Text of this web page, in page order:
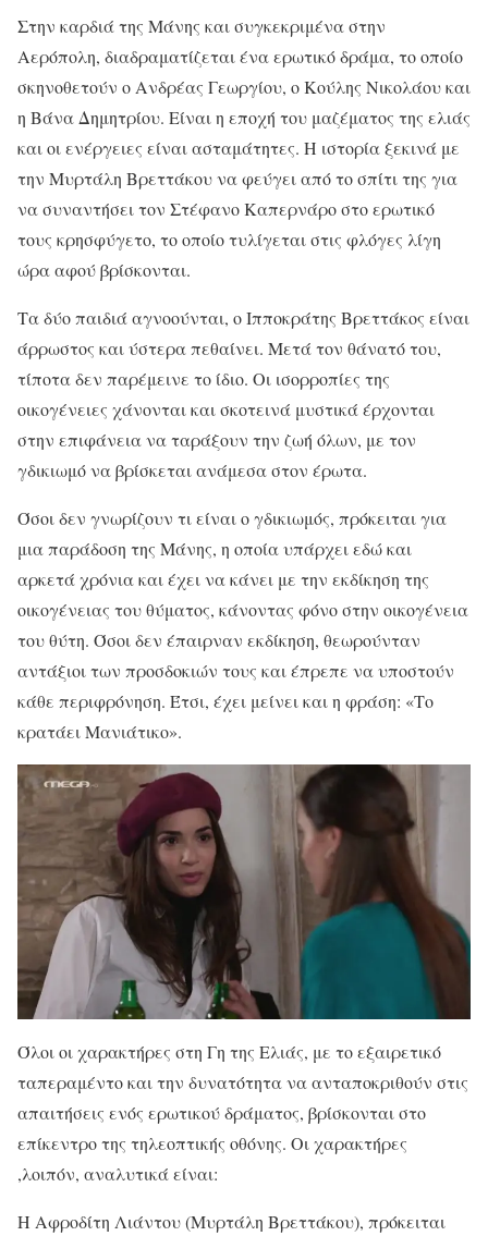
Στην καρδιά της Μάνης και συγκεκριμένα στην
Αερόπολη, διαδραματίζεται ένα ερωτικό δράμα, το οποίο
σκηνοθετούν ο Ανδρέας Γεωργίου, ο Κούλης Νικολάου και
η Βάνα Δημητρίου. Είναι η εποχή του μαζέματος της ελιάς
και οι ενέργειες είναι ασταμάτητες. Η ιστορία ξεκινά με
την Μυρτάλη Βρεττάκου να φεύγει από το σπίτι της για
να συναντήσει τον Στέφανο Καπερνάρο στο ερωτικό
τους κρησφύγετο, το οποίο τυλίγεται στις φλόγες λίγη
ώρα αφού βρίσκονται.
Τα δύο παιδιά αγνοούνται, ο Ιπποκράτης Βρεττάκος είναι
άρρωστος και ύστερα πεθαίνει. Μετά τον θάνατό του,
τίποτα δεν παρέμεινε το ίδιο. Οι ισορροπίες της
οικογένειες χάνονται και σκοτεινά μυστικά έρχονται
στην επιφάνεια να ταράξουν την ζωή όλων, με τον
γδικιωμό να βρίσκεται ανάμεσα στον έρωτα.
Όσοι δεν γνωρίζουν τι είναι ο γδικιωμός, πρόκειται για
μια παράδοση της Μάνης, η οποία υπάρχει εδώ και
αρκετά χρόνια και έχει να κάνει με την εκδίκηση της
οικογένειας του θύματος, κάνοντας φόνο στην οικογένεια
του θύτη. Όσοι δεν έπαιρναν εκδίκηση, θεωρούνταν
αντάξιοι των προσδοκιών τους και έπρεπε να υποστούν
κάθε περιφρόνηση. Έτσι, έχει μείνει και η φράση: «Το
κρατάει Μανιάτικο».
Όλοι οι χαρακτήρες στη Γη της Ελιάς, με το εξαιρετικό
ταπεραμέντο και την δυνατότητα να ανταποκριθούν στις
απαιτήσεις ενός ερωτικού δράματος, βρίσκονται στο
επίκεντρο της τηλεοπτικής οθόνης. Οι χαρακτήρες
,λοιπόν, αναλυτικά είναι:
Η Αφροδίτη Λιάντου (Μυρτάλη Βρεττάκου), πρόκειται